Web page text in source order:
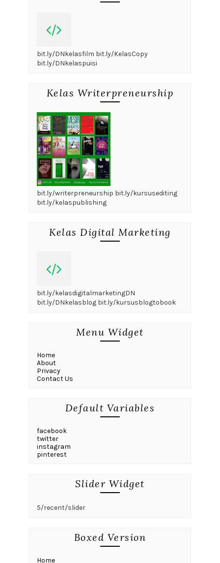
bit.ly/DNkelasfilm bit.ly/KelasCopy
bit.ly/DNkelaspuisi
Kelas Writerpreneurship
bit.ly/writerpreneurship bit.ly/kursusediting
bit.ly/kelaspublishing
Kelas Digital Marketing
bit.ly/kelasdigitalmarketingDN
bit.ly/DNkelasblog bit.ly/kursusblogtobook
Menu Widget
Home
About
Privacy
Contact Us
Default Variables
facebook
twitter
instagram
pinterest
Slider Widget
5/recent/slider
Boxed Version
Home